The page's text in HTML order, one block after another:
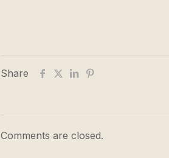
Share
Comments are closed.